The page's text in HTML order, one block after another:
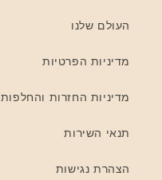
העולם שלנו
מדיניות הפרטיות
מדיניות החזרות והחלפות
תנאי השירות
הצהרת נגישות